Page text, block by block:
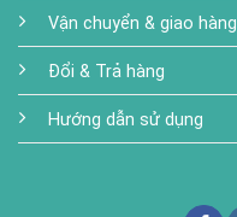
Vận chuyển & giao hàng
Đổi & Trả hàng
Hướng dẫn sử dụng